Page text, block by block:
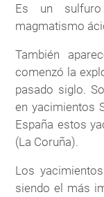
Es un sulfuro
magmatismo
También
comenzó la
pasado siglo.
en yacimientos
España estos
(La Coruña).
Los
siendo el más